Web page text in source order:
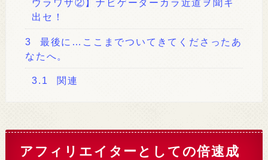
ウラワザ②】ナビゲーターカラ近道ヲ聞キ
出セ！
3
最後に…ここまでついてきてくださったあ
なたへ。
3.1 関連
アフィリエイターとしての倍速成